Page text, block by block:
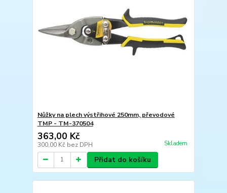
Nůžky na plech výstřihové 250mm, převodové
TMP - TM-370504
363,00 Kč
300,00 Kč bez DPH Skladem
Přidat do košíku